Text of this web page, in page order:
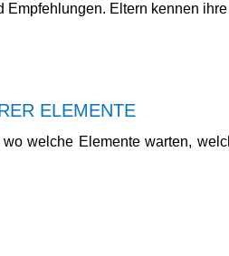
Eltern kennen
ELEMENTE
welche Elemente warten,